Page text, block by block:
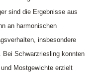
sind die Ergebnisse aus
an harmonischen
insbesondere
Bei Schwarzriesling konnten
Mostgewichte erzielt